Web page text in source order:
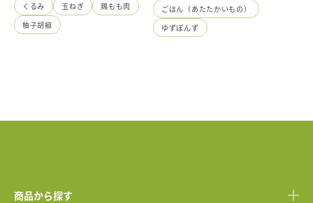
くるみ
玉ねぎ
鶏もも肉
柚子胡椒
ごはん（あたたかいもの）
ゆずぽんず
商品から探す